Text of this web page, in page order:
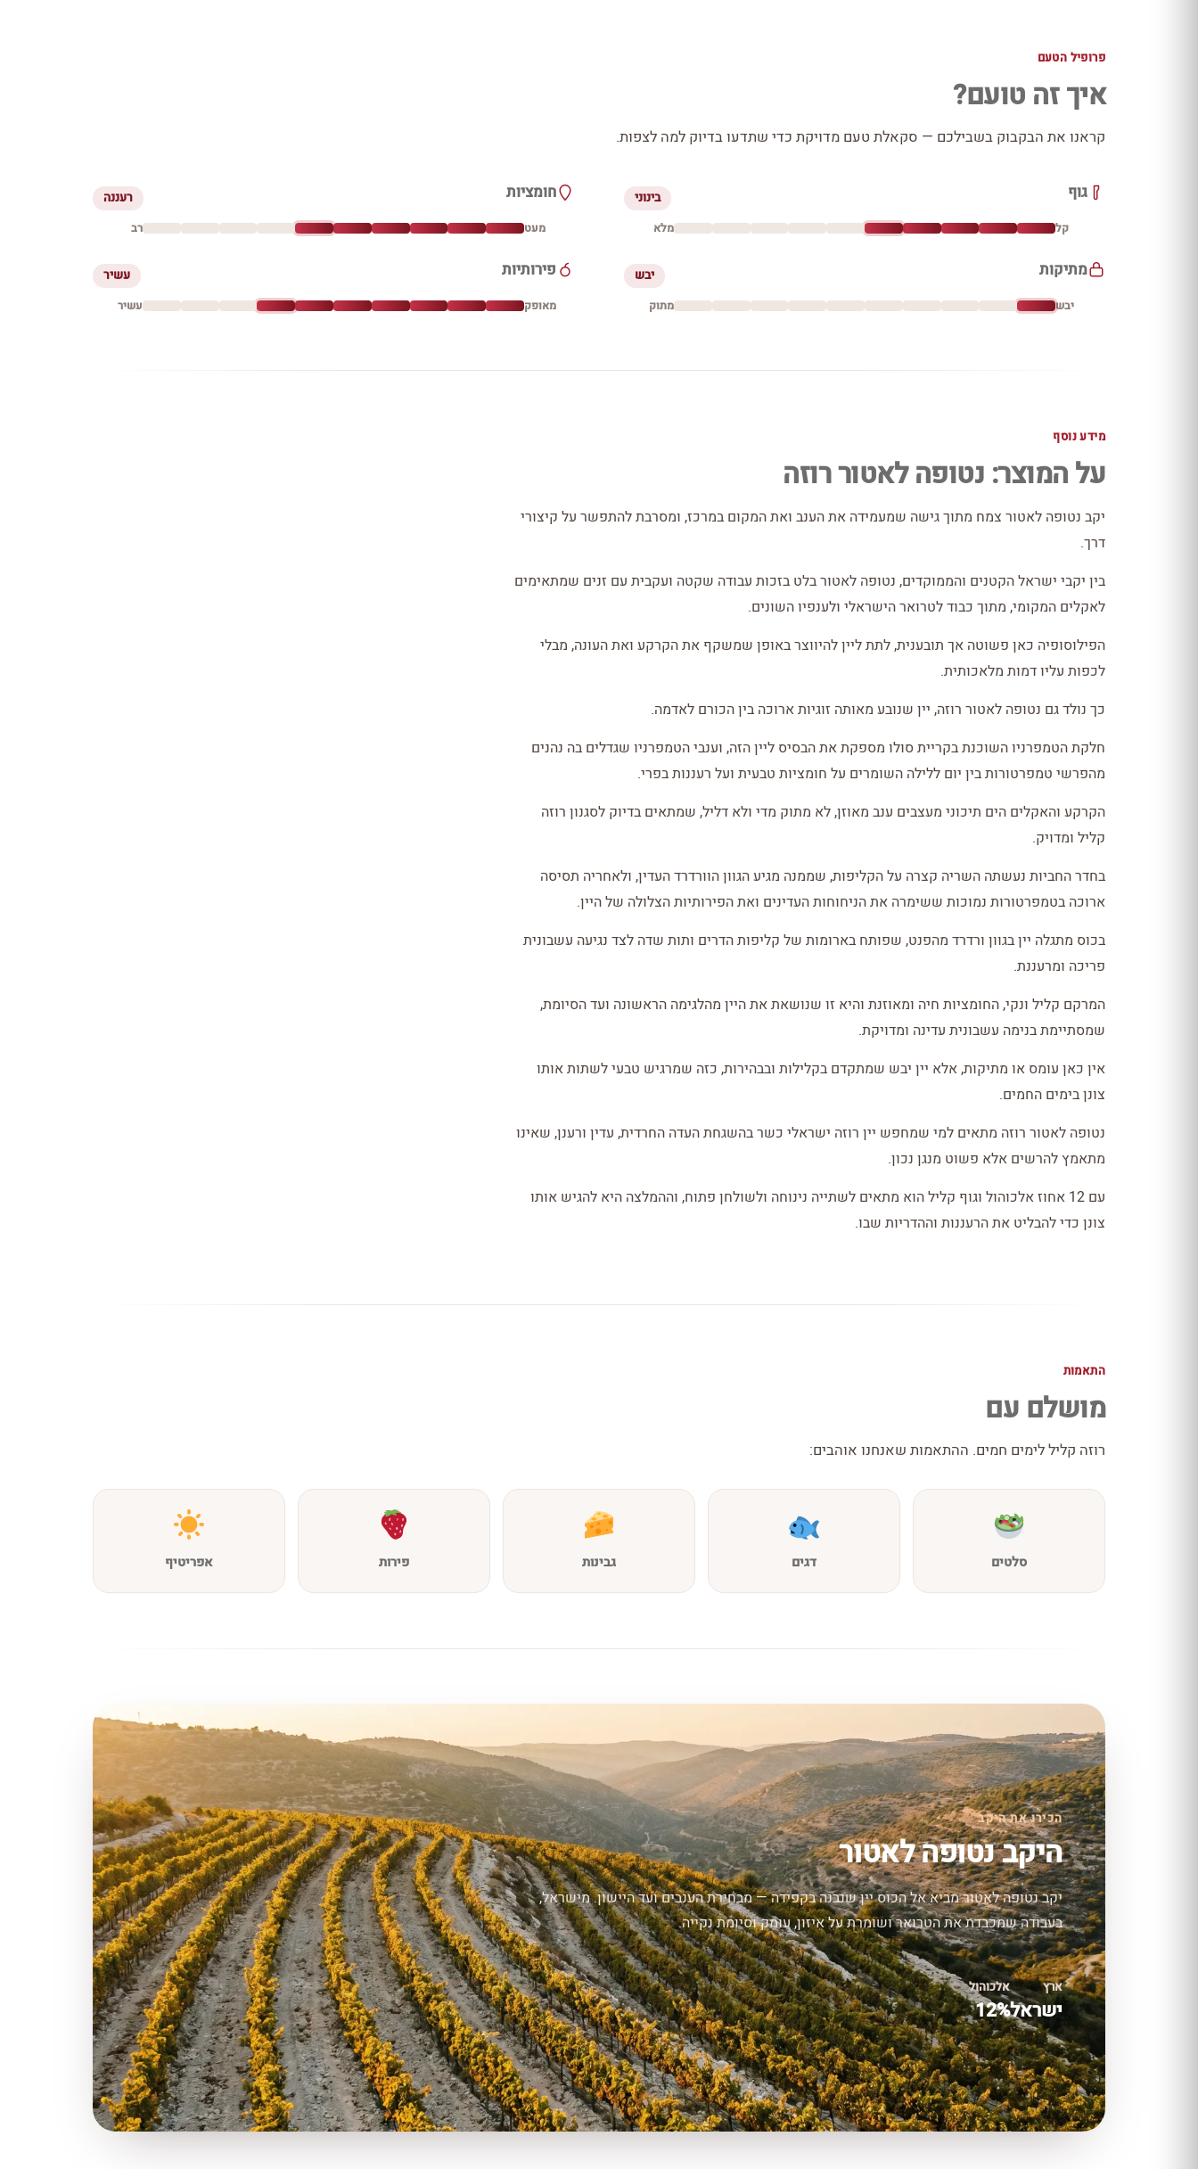
פרופיל הטעם
איך זה טועם?
קראנו את הבקבוק בשבילכם — סקאלת טעם מדויקת כדי שתדעו בדיוק למה לצפות.
גוף בינוני
קל מלא
חומציות רעננה
מעט רב
מתיקות יבש
יבש מתוק
פירותיות עשיר
מאופק עשיר
מידע נוסף
על המוצר: נטופה לאטור רוזה
יקב נטופה לאטור צמח מתוך גישה שמעמידה את הענב ואת המקום במרכז, ומסרבת להתפשר על קיצורי
דרך.
בין יקבי ישראל הקטנים והממוקדים, נטופה לאטור בלט בזכות עבודה שקטה ועקבית עם זנים שמתאימים
לאקלים המקומי, מתוך כבוד לטרואר הישראלי ולענפיו השונים.
הפילוסופיה כאן פשוטה אך תובענית, לתת ליין להיווצר באופן שמשקף את הקרקע ואת העונה, מבלי
לכפות עליו דמות מלאכותית.
כך נולד גם נטופה לאטור רוזה, יין שנובע מאותה זוגיות ארוכה בין הכורם לאדמה.
חלקת הטמפרניו השוכנת בקריית סולו מספקת את הבסיס ליין הזה, וענבי הטמפרניו שגדלים בה נהנים
מהפרשי טמפרטורות בין יום ללילה השומרים על חומציות טבעית ועל רעננות בפרי.
הקרקע והאקלים הים תיכוני מעצבים ענב מאוזן, לא מתוק מדי ולא דליל, שמתאים בדיוק לסגנון רוזה
קליל ומדויק.
בחדר החביות נעשתה השריה קצרה על הקליפות, שממנה מגיע הגוון הוורדרד העדין, ולאחריה תסיסה
ארוכה בטמפרטורות נמוכות ששימרה את הניחוחות העדינים ואת הפירותיות הצלולה של היין.
בכוס מתגלה יין בגוון ורדרד מהפנט, שפותח בארומות של קליפות הדרים ותות שדה לצד נגיעה עשבונית
פריכה ומרעננת.
המרקם קליל ונקי, החומציות חיה ומאוזנת והיא זו שנושאת את היין מהלגימה הראשונה ועד הסיומת,
שמסתיימת בנימה עשבונית עדינה ומדויקת.
אין כאן עומס או מתיקות, אלא יין יבש שמתקדם בקלילות ובבהירות, כזה שמרגיש טבעי לשתות אותו
צונן בימים החמים.
נטופה לאטור רוזה מתאים למי שמחפש יין רוזה ישראלי כשר בהשגחת העדה החרדית, עדין ורענן, שאינו
מתאמץ להרשים אלא פשוט מנגן נכון.
עם 12 אחוז אלכוהול וגוף קליל הוא מתאים לשתייה נינוחה ולשולחן פתוח, וההמלצה היא להגיש אותו
צונן כדי להבליט את הרעננות וההדריות שבו.
התאמות
מושלם עם
רוזה קליל לימים חמים. ההתאמות שאנחנו אוהבים:
סלטים דגים גבינות פירות אפריטיף
הכירו את היקב
היקב נטופה לאטור
יקב נטופה לאטור מביא אל הכוס יין שנבנה בקפידה — מבחירת הענבים ועד היישון. מישראל,
בעבודה שמכבדת את הטרואר ושומרת על איזון, עומק וסיומת נקייה.
ארץ
ישראל
אלכוהול
12%